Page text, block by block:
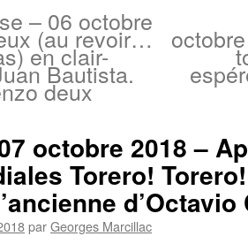
– 06 octobre
(au revoir…
en clair-
Bautista.
deux
octobre 2018 –
Torero!
d’Octavio
parGeorges Marcillac